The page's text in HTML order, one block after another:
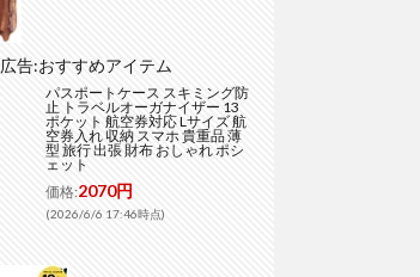
広告:おすすめアイテム
パスポートケース スキミング防
止 トラベルオーガナイザー 13
ポケット 航空券対応 Lサイズ 航
空券入れ 収納 スマホ 貴重品 薄
型 旅行 出張 財布 おしゃれ ポシ
ェット
価格:2070円
(2026/6/6 17:46時点)